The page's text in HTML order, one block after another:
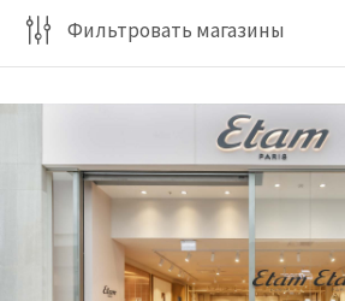
Фильтровать магазины